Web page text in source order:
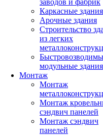
заводов и фабрик
Каркасные здания
Арочные здания
Строительство
из легких
модульные здания
Монтаж
Монтаж
Монтаж
сэндвич панелей
Монтаж сэндвич
панелей